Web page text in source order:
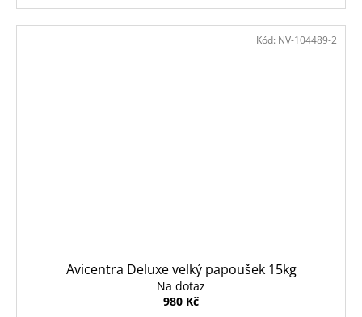
Avicentra Deluxe velký papoušek 15kg
Na dotaz
980 Kč
Kód: NV-104489-2